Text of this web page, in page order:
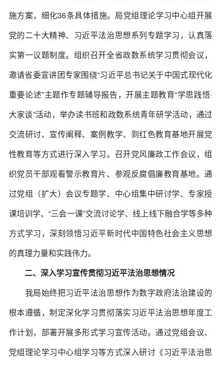
施方案，细化36条具体措施。局党组理论学习中心组开展
党的二十大精神、习近平法治思想系列专题学习，认真落
实第一议题制度。组织召开全省政数系统学习贯彻会议，
邀请省委宣讲团专家围绕“习近平总书记关于中国式现代化
重要论述”主题作专题辅导报告，开展主题教育“学思践悟·
大家谈”活动，举办读书班和政数系统青年研学活动，通过
交流研讨、宣传阐释、案例教学、到红色教育基地开展党
性教育等方式进行深入学习。召开党风廉政工作会议，组
织党员干部观看警示教育片、参观反腐倡廉教育基地。通
过党组（扩大）会议专题学、中心组集中研讨学、专家授
课培训学、“三会一课”交流讨论学、线上线下融合学等多种
方式学习，深刻领悟习近平新时代中国特色社会主义思想
的真理力量和实践伟力。
二、深入学习宣传贯彻习近平法治思想情况
我局始终把习近平法治思想作为数字政府法治建设的
根本遵循，制定深化学习贯彻落实习近平法治思想年度工
作计划，部署开展多形式学习宣传活动。通过党组会议、
党组理论学习中心组学习等方式深入研讨《习近平法治思